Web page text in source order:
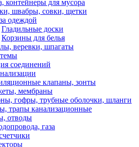
контейнеры для мусора
швабры, совки, щетки
одеждой
Гладильные доски
Корзины для белья
веревки, шпагаты
соединений
клапаны, зонты
мембраны
гофры, трубные оболочки, шланги
трапы канализационные
отводы
газа